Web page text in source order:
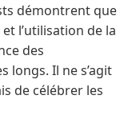
démontrent que
l’utilisation de la
des
longs. Il ne s’agit
de célébrer les